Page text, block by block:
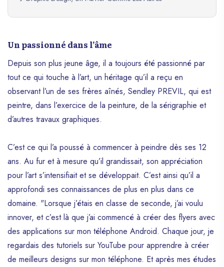
Un passionné dans l’âme
Depuis son plus jeune âge, il a toujours été passionné par
tout ce qui touche à l’art, un héritage qu’il a reçu en
observant l’un de ses frères aînés, Sendley PREVIL, qui est
peintre, dans l’exercice de la peinture, de la sérigraphie et
d’autres travaux graphiques.
C’est ce qui l’a poussé à commencer à peindre dès ses 12
ans. Au fur et à mesure qu’il grandissait, son appréciation
pour l’art s’intensifiait et se développait. C’est ainsi qu’il a
approfondi ses connaissances de plus en plus dans ce
domaine. "Lorsque j’étais en classe de seconde, j’ai voulu
innover, et c’est là que j’ai commencé à créer des flyers avec
des applications sur mon téléphone Android. Chaque jour, je
regardais des tutoriels sur YouTube pour apprendre à créer
de meilleurs designs sur mon téléphone. Et après mes études